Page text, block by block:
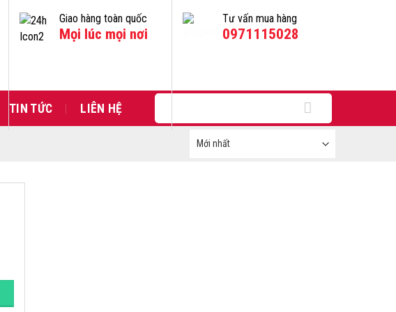
Giao hàng toàn quốc
Mọi lúc mọi nơi
Tư vấn mua hàng
0971115028
TIN TỨC LIÊN HỆ
kiếm: